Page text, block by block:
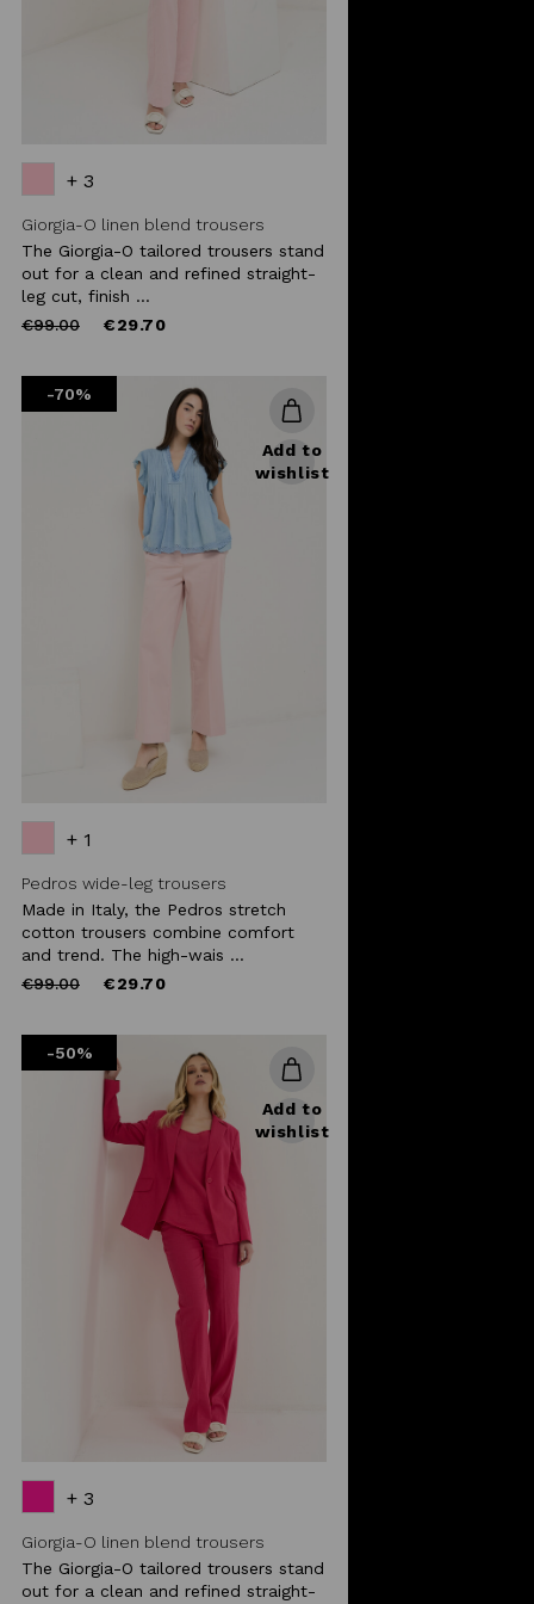
+ 3
Giorgia-O linen blend trousers
The Giorgia-O tailored trousers stand
out for a clean and refined straight-
leg cut, finish ...
Price
€99.00to €29.70
-70%
Add to
wishlist
+ 1
Pedros wide-leg trousers
Made in Italy, the Pedros stretch
cotton trousers combine comfort
and trend. The high-wais ...
Price
€99.00to €29.70
-50%
Add to
wishlist
+ 3
Giorgia-O linen blend trousers
The Giorgia-O tailored trousers stand
out for a clean and refined straight-